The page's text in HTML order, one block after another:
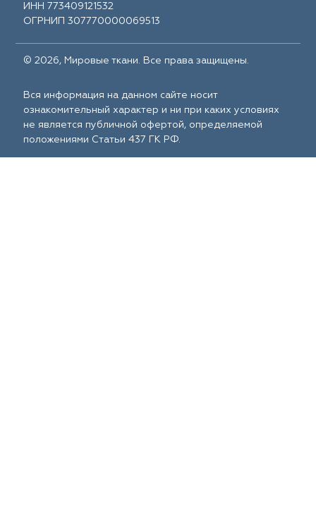
ИНН 773409121532
ОГРНИП 307770000069513
© 2026, Мировые ткани. Все права защищены.
Вся информация на данном сайте носит
ознакомительный характер и ни при каких условиях
не является публичной офертой, определяемой
положениями Статьи 437 ГК РФ.